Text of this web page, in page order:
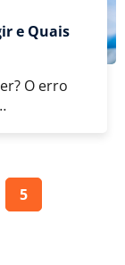
e Quais
O erro
5